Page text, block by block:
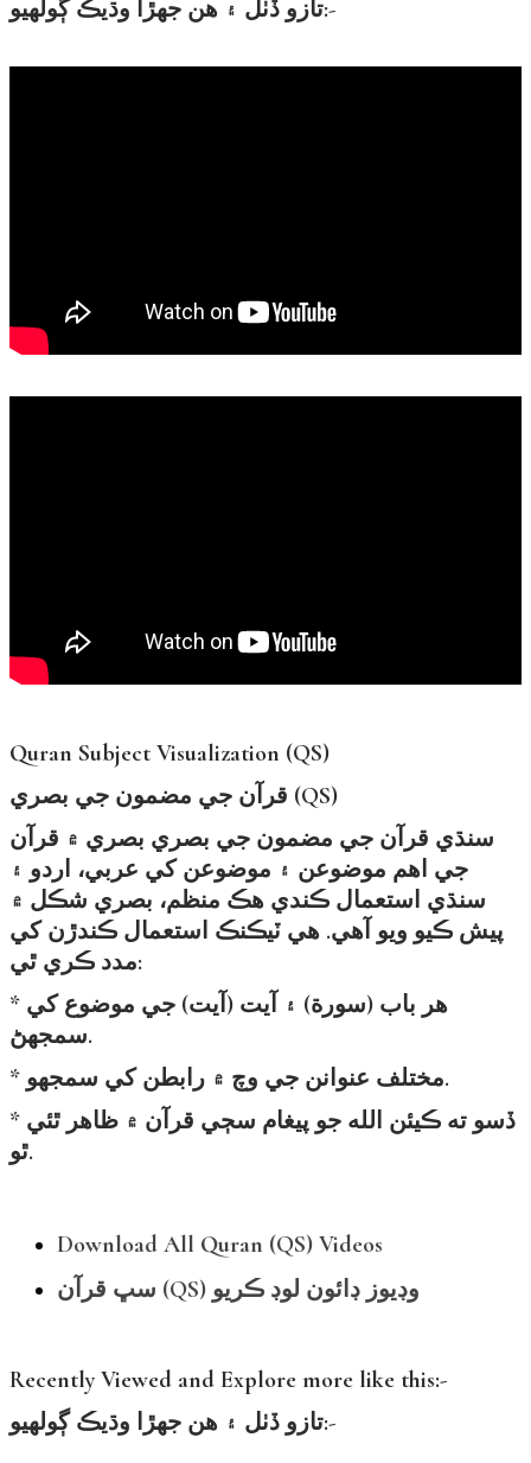
تازو ڏٺل ۽ هن جهڙا وڌيڪ ڳولهيو:-
Quran Subject Visualization (QS)
قرآن جي مضمون جي بصري (QS)
سنڌي قرآن جي مضمون جي بصري بصري ۾ قرآن
جي اهم موضوعن ۽ موضوعن کي عربي، اردو ۽
سنڌي استعمال ڪندي هڪ منظم، بصري شڪل ۾
پيش ڪيو ويو آهي. هي ٽيڪنڪ استعمال ڪندڙن کي
مدد ڪري ٿي:
* هر باب (سورة) ۽ آيت (آيت) جي موضوع کي
سمجھڻ.
* مختلف عنوانن جي وچ ۾ رابطن کي سمجھو.
* ڏسو ته ڪيئن الله جو پيغام سڄي قرآن ۾ ظاهر ٿئي
ٿو.
Download All Quran (QS) Videos
سڀ قرآن (QS) وڊيوز ڊائون لوڊ ڪريو
Recently Viewed and Explore more like this:-
تازو ڏٺل ۽ هن جهڙا وڌيڪ ڳولهيو:-